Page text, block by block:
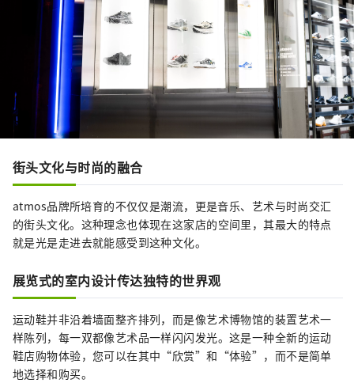
街头文化与时尚的融合
atmos品牌所培育的不仅仅是潮流，更是音乐、艺术与时尚交汇
的街头文化。这种理念也体现在这家店的空间里，其最大的特点
就是光是走进去就能感受到这种文化。
展览式的室内设计传达独特的世界观
运动鞋并非沿着墙面整齐排列，而是像艺术博物馆的装置艺术一
样陈列，每一双都像艺术品一样闪闪发光。这是一种全新的运动
鞋店购物体验，您可以在其中“欣赏”和“体验”，而不是简单
地选择和购买。